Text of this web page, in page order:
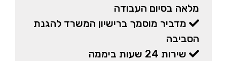
מלאה בסיום העבודה
מדביר מוסמך ברישיון המשרד להגנת
הסביבה
שירות 24 שעות ביממה